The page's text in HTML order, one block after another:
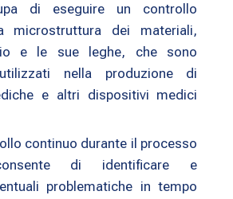
di eseguire un controllo
microstruttura dei materiali,
e le sue leghe, che sono
nella produzione di
e altri dispositivi medici
continuo durante il processo
di identificare e
problematiche in tempo